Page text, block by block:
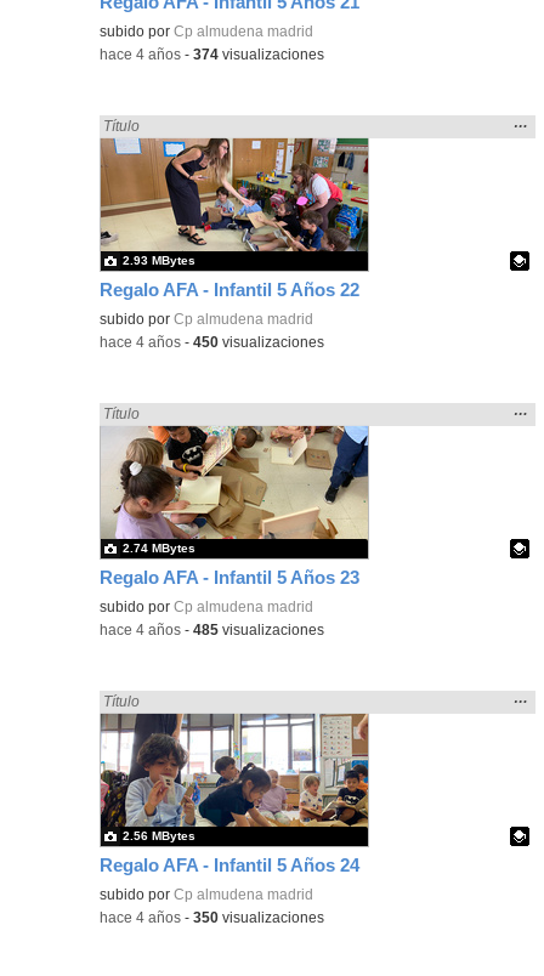
Contenido educativo.
subido porCp almudena madrid
-hace 4 años -374 visualizaciones
Regalo AFA - Infantil 5 Años 22
Encontrado «regalo» en:
Título
la
…
Contenido educativo.
subido porCp almudena madrid
2.93 MBytes
-hace 4 años -450 visualizaciones
Regalo AFA - Infantil 5 Años 23
Encontrado «regalo» en:
Título
la
…
Contenido educativo.
subido porCp almudena madrid
2.74 MBytes
-hace 4 años -485 visualizaciones
Regalo AFA - Infantil 5 Años 24
Encontrado «regalo» en:
Título
la
…
Contenido educativo.
subido porCp almudena madrid
2.56 MBytes
-hace 4 años -350 visualizaciones